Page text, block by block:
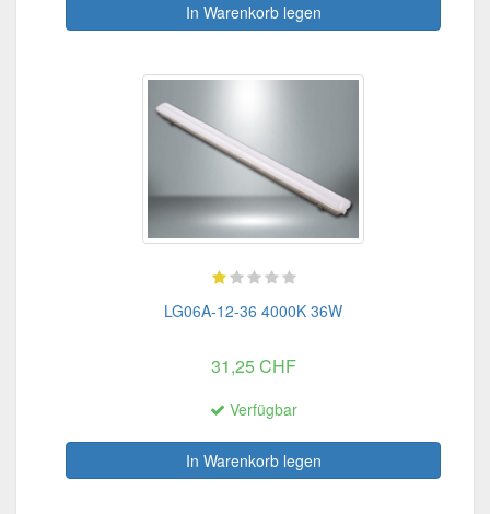
In Warenkorb legen
LG06A-12-36 4000K 36W
31,25 CHF
Verfügbar
In Warenkorb legen